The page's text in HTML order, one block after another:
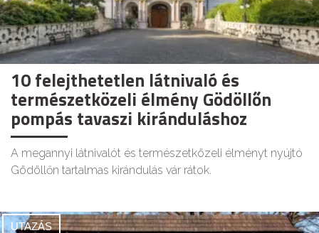
10 felejthetetlen látnivaló és
természetközeli élmény Gödöllőn
pompás tavaszi kiránduláshoz
A megannyi látnivalót és természetközeli élményt nyújtó
Gödöllőn tartalmas kirándulás vár rátok.
UTAZÁS